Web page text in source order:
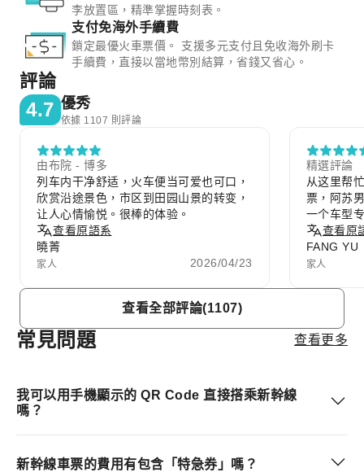
李放置區，精準掌握時刻表。
支付免海外手續費
鎖定最優火車票價。 支援多元支付且免收海外刷卡
手續費，直接以當地幣別結算，省錢又省心。
評論
4.7 優秀
依據 1107 則評論
由布院 - 博多
列车内干净舒适，火车便当可爱也可口，
欣赏沿途景色，市区到田园山景的转变，
让人心情愉悦。很棒的体验。
查看原語系
曉菁
家人 2026/04/23
精選評論
从这里帮
票，阿苏
一个车型
爱，有一
查看原
FANG YU
家人
Item
查看全部評論(1107)
常見問題 查看更多
我可以用手機顯示的 QR Code 直接搭乘新幹線
嗎？
新幹線車票的費用有包含「特急券」嗎？